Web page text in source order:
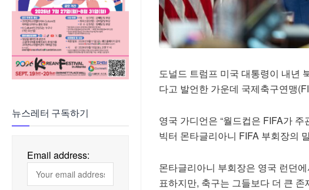
뉴스레터 구독하기
Email address:
도널드 트럼프 미국 대통령이 내년
다고 발언한 가운데 국제축구연맹
영국 가디언은 “월드컵은 FIFA가
빅터 몬타글리아니 FIFA 부회장의
몬타글리아니 부회장은 영국 런던
표하지만, 축구는 그들보다 더 큰